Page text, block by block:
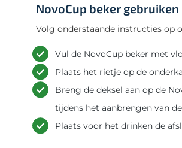
NovoCup beker gebruiken
Volg onderstaande instructies op
Vul de NovoCup beker met
Plaats het rietje op de
Breng de deksel aan op de
tijdens het aanbrengen van
Plaats voor het drinken de